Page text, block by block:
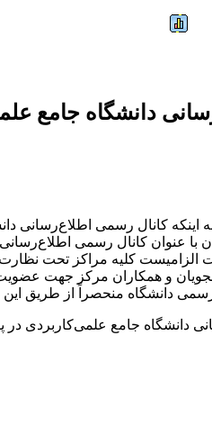
دانشگاه جامع
اینکه کانال رسمی اطلاع‌رسانی
با عنوان کانال رسمی
کلیه مراکز تحت نظارت
و همکاران مرکز جهت عضویت
دانشگاه منحصراً از طریق این
دانشگاه جامع علمی‌کاربردی در